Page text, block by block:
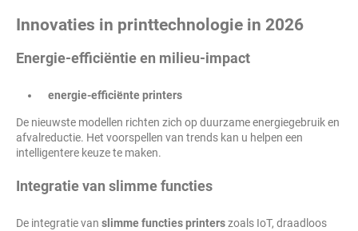
Innovaties in printtechnologie in 2026
Energie-efficiëntie en milieu-impact
energie-efficiënte printers
De nieuwste modellen richten zich op duurzame energiegebruik en
afvalreductie. Het voorspellen van trends kan u helpen een
intelligentere keuze te maken.
Integratie van slimme functies
De integratie van slimme functies printerszoals IoT, draadloos